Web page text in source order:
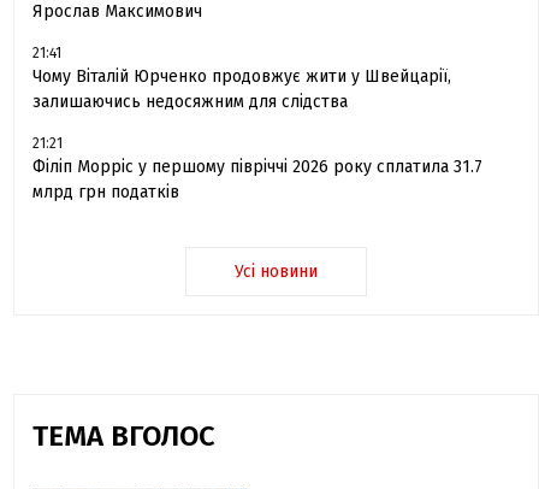
Ярослав Максимович
21:41
Чому Віталій Юрченко продовжує жити у Швейцарії,
залишаючись недосяжним для слідства
21:21
Філіп Морріс у першому півріччі 2026 року сплатила 31.7
млрд грн податків
Усі новини
ТЕМА ВГОЛОС